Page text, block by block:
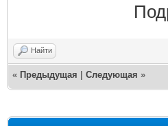
Найти
« Предыдущая Следующая »